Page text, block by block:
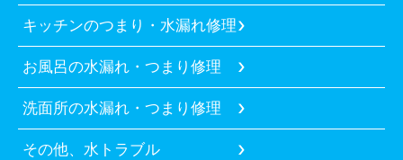
キッチンのつまり・水漏れ修理
お風呂の水漏れ・つまり修理
洗面所の水漏れ・つまり修理
その他、水トラブル